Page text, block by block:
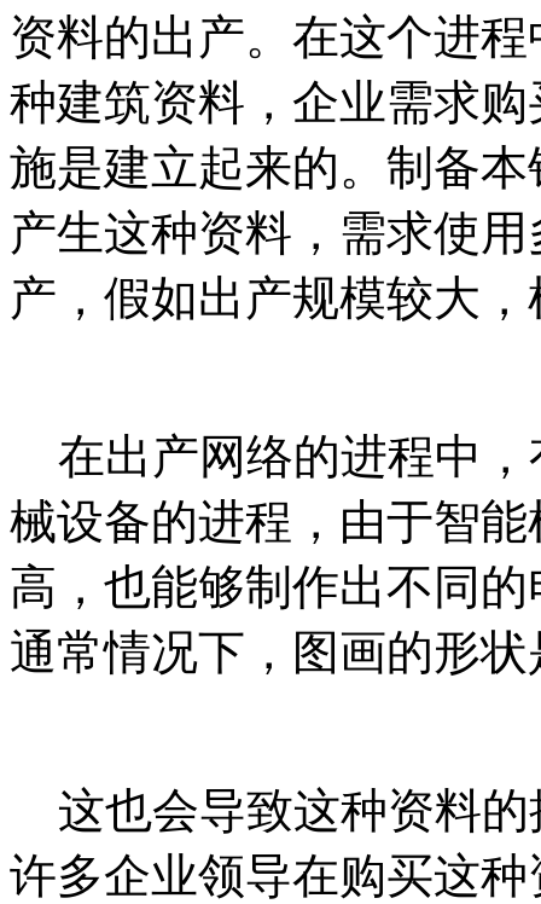
资料的出产。在这个进
种建筑资料，企业需求
施是建立起来的。制备
产生这种资料，需求使
产，假如出产规模较大
在出产网络的进程中，
械设备的进程，由于智
高，也能够制作出不同
通常情况下，图画的形
这也会导致这种资料的
许多企业领导在购买这